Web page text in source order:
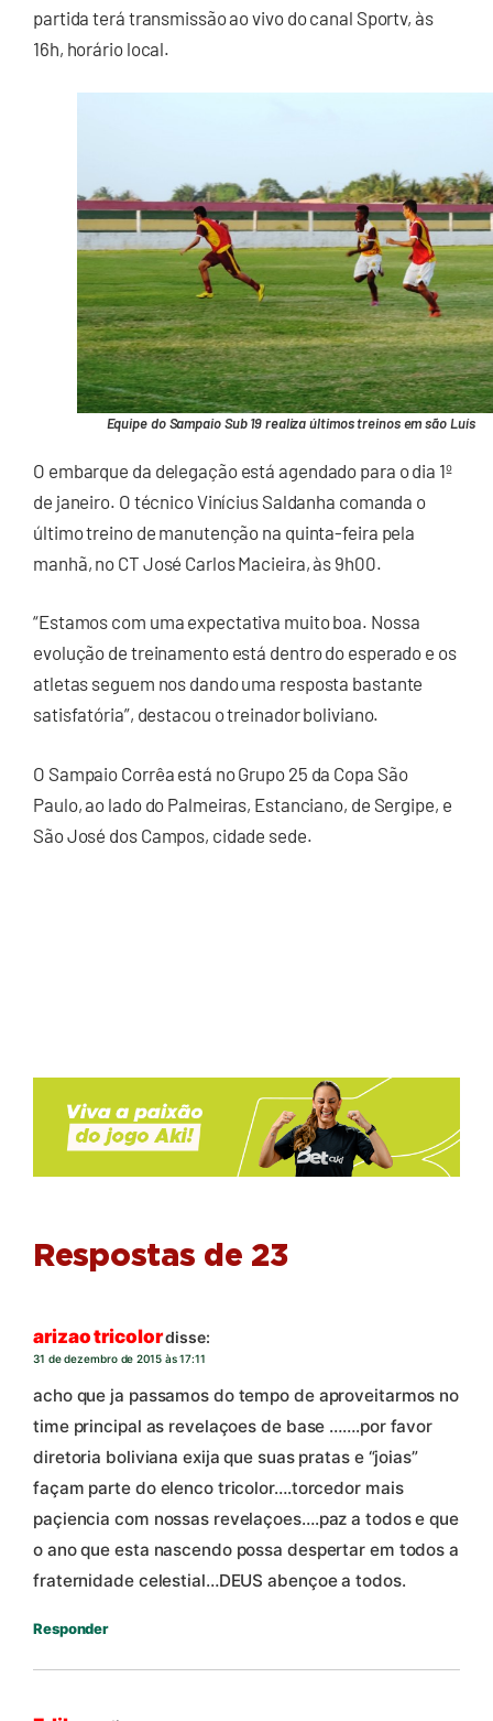
partida terá transmissão ao vivo do canal Sportv, às
16h, horário local.
Equipe do Sampaio Sub 19 realiza últimos treinos em são Luís
O embarque da delegação está agendado para o dia 1º
de janeiro. O técnico Vinícius Saldanha comanda o
último treino de manutenção na quinta-feira pela
manhã, no CT José Carlos Macieira, às 9h00.
“Estamos com uma expectativa muito boa. Nossa
evolução de treinamento está dentro do esperado e os
atletas seguem nos dando uma resposta bastante
satisfatória”, destacou o treinador boliviano.
O Sampaio Corrêa está no Grupo 25 da Copa São
Paulo, ao lado do Palmeiras, Estanciano, de Sergipe, e
São José dos Campos, cidade sede.
Respostas de 23
arizao tricolordisse:
31 de dezembro de 2015 às 17:11
acho que ja passamos do tempo de aproveitarmos no
time principal as revelaçoes de base …….por favor
diretoria boliviana exija que suas pratas e “joias”
façam parte do elenco tricolor….torcedor mais
paçiencia com nossas revelaçoes….paz a todos e que
o ano que esta nascendo possa despertar em todos a
fraternidade celestial…DEUS abençoe a todos.
Responder